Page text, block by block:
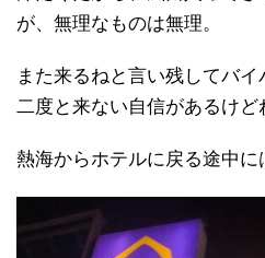
が、無理なものは無理。
また来るねと言い残してバイ
二度と来ない自信があるけど
熱海からホテルに戻る途中に